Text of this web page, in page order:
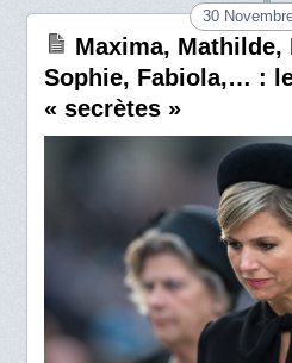
30
Maxima, Mathilde,
Sophie, Fabiola,… :
« secrètes »